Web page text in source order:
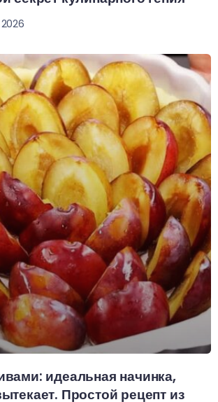
2026
идеальная начинка,
Простой рецепт из